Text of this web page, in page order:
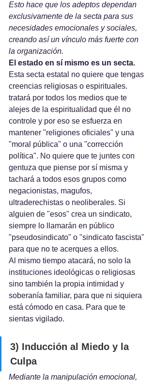
Esto hace que los adeptos dependan
exclusivamente de la secta para sus
necesidades emocionales y sociales,
creando así un vínculo más fuerte con
la organización.
El estado en sí mismo es un secta.
Esta secta estatal no quiere que tengas
creencias religiosas o espirituales.
tratará por todos los medios que te
alejes de la espiritualidad que él no
controle y por eso se esfuerza en
mantener "religiones oficiales" y una
"moral pública" o una "corrección
política". No quiere que te juntes con
gentuza que piense por sí misma y
tachará a todos esos grupos como
negacionistas, magufos,
ultraderechistas o neoliberales. Si
alguien de "esos" crea un sindicato,
siempre lo llamarán en público
"pseudosindicato" o "sindicato fascista"
para que no te acerques a ellos.
Al mismo tiempo atacará, no solo la
instituciones ideológicas o religiosas
sino también la propia intimidad y
soberanía familiar, para que ni siquiera
está cómodo en casa. Para que te
sientas vigilado.
3) Inducción al Miedo y la
Culpa
Mediante la manipulación emocional,